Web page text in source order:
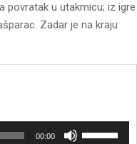
povratak u utakmicu; iz igre
Zadar je na kraju
00:00